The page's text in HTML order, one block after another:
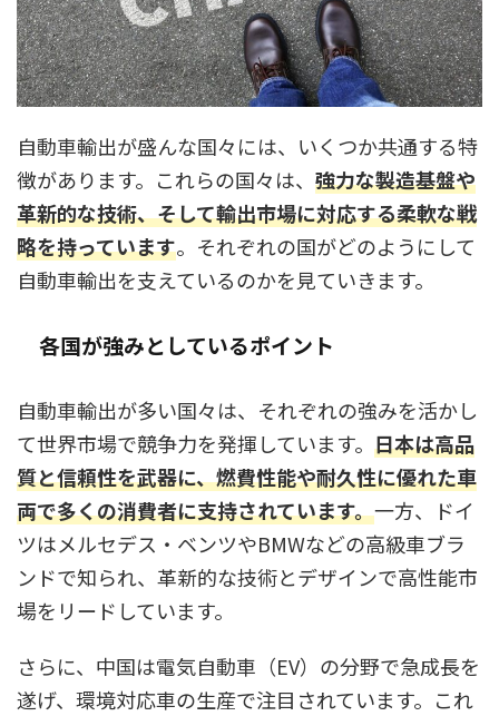
自動車輸出が盛んな国々には、いくつか共通する特
徴があります。これらの国々は、 強力な製造基盤や
革新的な技術、そして輸出市場に対応する柔軟な戦
略を持っています。それぞれの国がどのようにして
自動車輸出を支えているのかを見ていきます。
各国が強みとしているポイント
自動車輸出が多い国々は、それぞれの強みを活かし
て世界市場で競争力を発揮しています。 日本は高品
質と信頼性を武器に、燃費性能や耐久性に優れた車
両で多くの消費者に支持されています。一方、ドイ
ツはメルセデス・ベンツやBMWなどの高級車ブラ
ンドで知られ、革新的な技術とデザインで高性能市
場をリードしています。
さらに、中国は電気自動車（EV）の分野で急成長を
遂げ、環境対応車の生産で注目されています。これ